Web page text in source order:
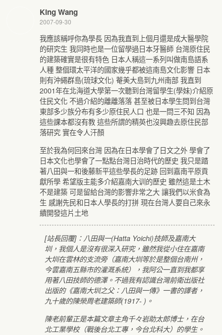
King Wang
2007-09-30
我應該稱呼你為學長 因為我直到上個月還是成大醫學院
的研究生 我同時也是一位留學過日本牙醫師 台灣原住民
的建築確實是很有特色 日本人稱這一系列叫做南島語系
人種 整個環太平洋的國家幾乎都被這南島文化影響 日本
則有沖繩群島(琉球文化) 菴美大島到九州南部 我直到
2001年在北海道大學第一次聽到台灣留學生(學妹)介紹原
住民文化 不過介紹的離離落落 甚至被日本學生問到台灣
東部多少族分布有多少原住民人口 也是一問三不知 因為
這些課本都沒有教 這些所謂的精英也沒興趣去原住民部
落研究 實在令人汗顏
至於我為何回來台灣 因為在日本學會了日文之外 學會了
日本文化也學會了一點點台灣日治時代的歷史 我只是踏
著八田與一和後藤新平這些學長的足跡 回到嘉南平原貢
獻所學 希望版主能多介紹嘉南大训的歷史 雖然這是土木
不是建築 可是留給台灣的影響非常之大 讓我們以米食為
生 感謝先民和日本人學長的打拼 現在台灣人要自己來永
續開發這片土地
[站長回覆]：八田與一(Hatta Yoichi)技師及嘉南大
圳，我個人是沒有很深入研究，雖然我從小住在嘉南
大圳在雲林的支流旁（嘉南大圳等於是整個台南州，
今雲嘉南五縣市的灌溉系統），我阿公一直到我都享
用著八田技師的德澤。不過我有認識台灣前衛出版社
出版的《嘉南大圳之父：八田與一傳》一書的譯者，
九十歲的陳榮周老建築師(1917- )。
陳老前輩正是本篇文章主角千々岩助太郎博士，在台
北工業學校（戰後台北工專，今台北科大）的學生。